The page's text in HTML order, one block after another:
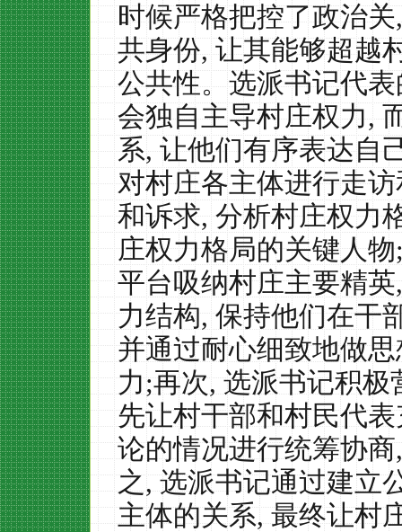
时候严格把控了政治关
共身份,让其能够超越
公共性。选派书记代
会独自主导村庄权力,
系,让他们有序表达自
对村庄各主体进行走
和诉求,分析村庄权力
庄权力格局的关键人物
平台吸纳村庄主要精英
力结构,保持他们在干
并通过耐心细致地做
力;再次,选派书记积极
先让村干部和村民代
论的情况进行统筹协商
之,选派书记通过建立
主体的关系,最终让村